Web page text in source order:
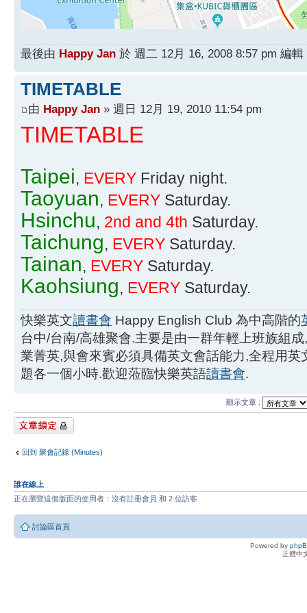
最後由 Happy Jan 於 週二 12月 16, 2008 8:57 pm 編
TIMETABLE
由 Happy Jan » 週日 12月 19, 2010 11:54 pm
TIMETABLE
Taipei, EVERY Friday night.
Taoyuan, EVERY Saturday.
Hsinchu, 2nd and 4th Saturday.
Taichung, EVERY Saturday.
Tainan, EVERY Saturday.
Kaohsiung, EVERY Saturday.
快樂英文讀書會 Happy English Club 為中高階的
台中/台南/高雄聚會.主要是由一群年輕上班族組
業菁英,與會來賓必須具備英文會話能力,全程用
題各一個小時.歡迎蒞臨快樂英語讀書會.
顯示文章 :
主題已鎖定
回到 聚會記錄 (Minutes)
誰在線上
正在瀏覽這個版面的使用者：沒有註冊會員 和 2 位訪客
討論區首頁
Powered by
正體中